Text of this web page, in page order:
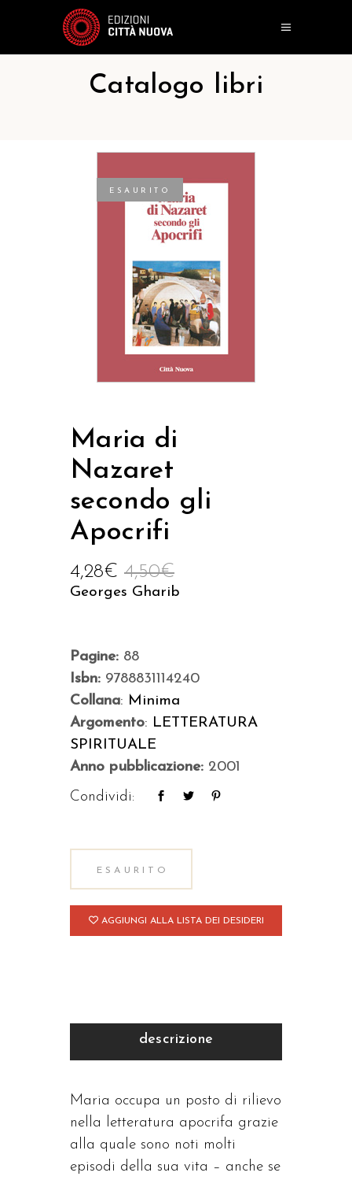
Catalogo libri
ESAURITO
Maria di
Nazaret
secondo gli
Apocrifi
4,50€
4,28€
Georges Gharib
Pagine: 88
Isbn: 9788831114240
Collana: Minima
Argomento: LETTERATURA
SPIRITUALE
Anno pubblicazione: 2001
Condividi:
ESAURITO
AGGIUNGI ALLA LISTA DEI DESIDERI
descrizione
Maria occupa un posto di rilievo
nella letteratura apocrifa grazie
alla quale sono noti molti
episodi della sua vita – anche se